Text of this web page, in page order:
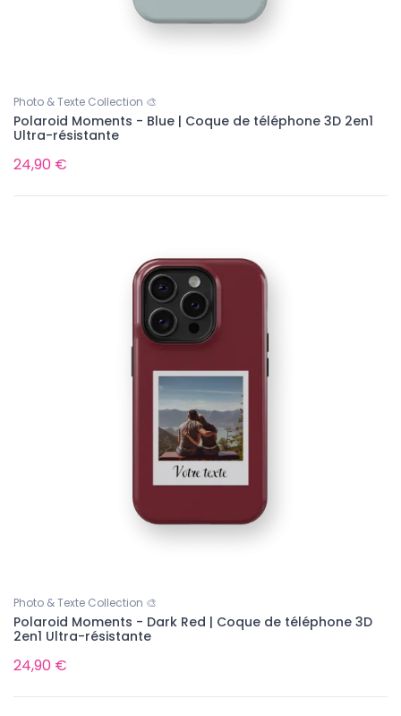
Photo & Texte Collection 🎨
Polaroid Moments - Blue | Coque de téléphone 3D 2en1
Ultra-résistante
24,90 €
Photo & Texte Collection 🎨
Polaroid Moments - Dark Red | Coque de téléphone 3D
2en1 Ultra-résistante
24,90 €